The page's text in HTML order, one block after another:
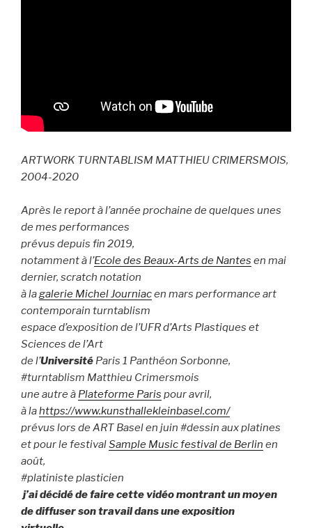
ARTWORK TURNTABLISM MATTHIEU CRIMERSMOIS,
2004-2020
Après le report à l’année prochaine de quelques unes
de mes performances
prévus depuis fin 2019,
notamment à l’Ecole des Beaux-Arts de Nantes en mai
dernier, scratch notation
à lagalerie Michel Journiacen mars performance art
contemporain turntablism
espace d’exposition de l’UFR d’Arts Plastiques et
Sciences de l’Art
de l’Université Paris 1 Panthéon Sorbonne,
#turntablism Matthieu Crimersmois
une autre à Plateforme Paris pour avril,
à lahttps://www.kunsthallekleinbasel.com/
prévus lors de ART Basel en juin #dessin aux platines
et pour le festivalSample Music festival de Berlin en
août,
#platiniste plasticien
j’ai décidé de faire cette vidéo montrant un moyen
de diffuser son travail dans une exposition